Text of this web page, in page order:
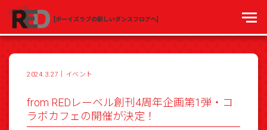
[ボーイズラブの新しいダンスフロアへ]
2024.3.27 イベント
from REDレーベル創刊4周年企画第1弾・コ
ラボカフェの開催が決定！